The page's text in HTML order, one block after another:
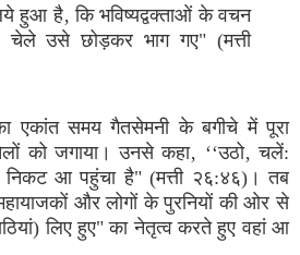
हुआ है‚ कि भविष्यद्वक्ताओं के वचन
उसे छोड़कर भाग गए" (मत्ती
एकांत समय गैतसेमनी के बगीचे में पूरा
को जगाया। उनसे कहा‚ ‘‘उठो‚ चलें:
निकट आ पहुंचा है" (मत्ती २६:४६)। तब
और लोगों के पुरनियों की ओर से
लिए हुए" का नेतृत्व करते हुए वहां आ